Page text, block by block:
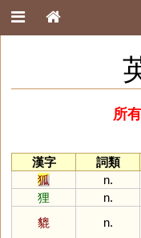
所
漢字
詞類
狐
n.
狸
n.
貔
n.